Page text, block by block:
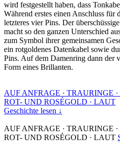
wird festgestellt haben, dass
Während erstes einen Anschluss für
letzteres vier Pins. Der
macht so den ganzen Unterschied
zum Symbol ihrer gemeinsamen
ein rotgoldenes Datenkabel sowie
Pins. Auf dem Damenring dann der
Form eines Brillanten.
AUF ANFRAGE · TRAURINGE ·
ROT- UND ROSÉGOLD · LAUT
Geschichte lesen ↓
AUF ANFRAGE · TRAURINGE ·
ROT- UND ROSÉGOLD · LAUT